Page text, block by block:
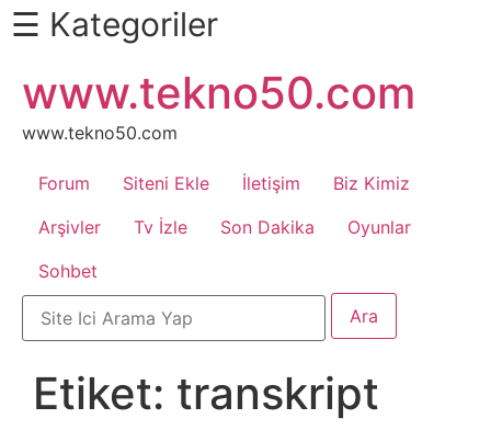
Daha
Fazlası
İçin
Kaydır
Android
Apk
Arabalar
Bankacılık
☰ Kategoriler
atla
www.tekno50.com
www.tekno50.com
Forum Siteni Ekle İletişim
Biz Kimiz
Arşivler
Tv İzle Son Dakika
Oyunlar
Sohbet
Etiket: transkript